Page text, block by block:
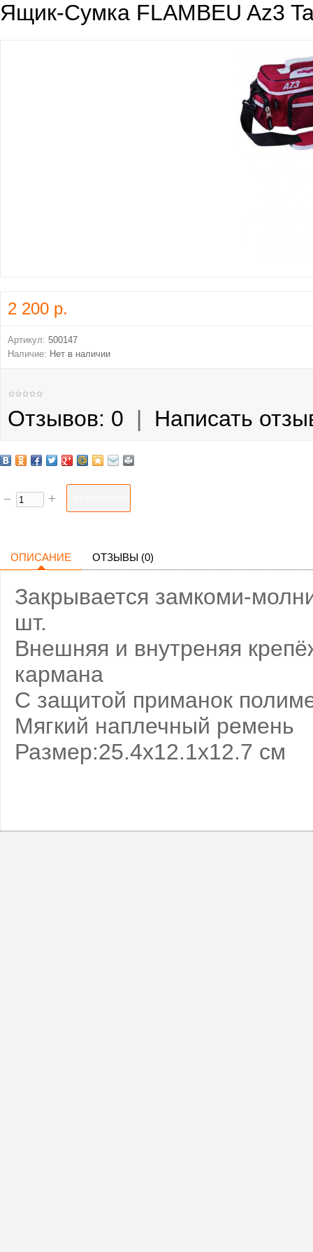
Ящик-Сумка FLAMBEU Az3
2 200 р.
Артикул: 500147
Наличие: Нет в наличии
Отзывов: 0 | Написать
ОПИСАНИЕ ОТЗЫВЫ (0)
Закрывается замкоми-
шт.
Внешняя и внутреняя
кармана
С защитой приманок
Мягкий наплечный ремень
Размер:25.4х12.1х12.7 см